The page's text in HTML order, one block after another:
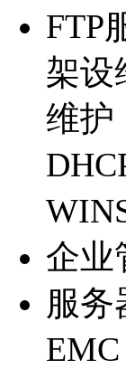
FTP
架设
维护
企业
服务